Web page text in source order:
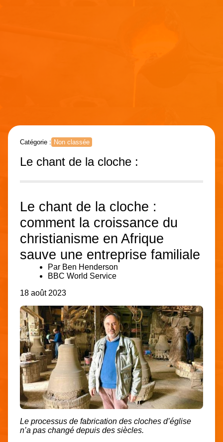
Catégorie : Non classée
Le chant de la cloche :
Le chant de la cloche :
comment la croissance du
christianisme en Afrique
sauve une entreprise familiale
Par Ben Henderson
BBC World Service
18 août 2023
Le processus de fabrication des cloches d’église
n’a pas changé depuis des siècles.